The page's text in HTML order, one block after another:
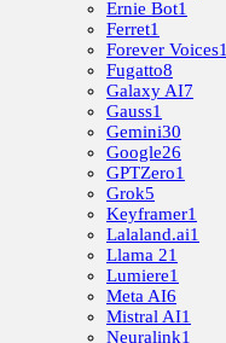
Ernie Bot1
Ferret1
Forever Voices1
Fugatto8
Galaxy AI7
Gauss1
Gemini30
Google26
GPTZero1
Grok5
Keyframer1
Lalaland.ai1
Llama 21
Lumiere1
Meta AI6
Mistral AI1
Neuralink1